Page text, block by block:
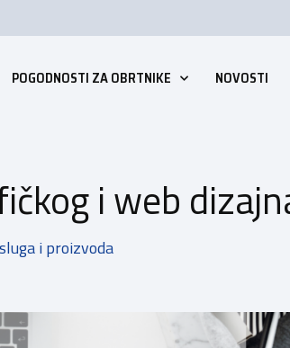
POGODNOSTI ZA OBRTNIKE NOVOSTI
i web
i proizvoda